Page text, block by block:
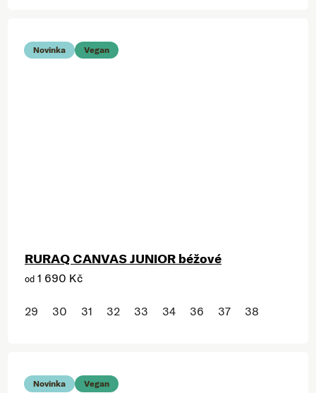
Novinka Vegan
RURAQ CANVAS JUNIOR béžové
od 1 690 Kč
29 30 31 32 33 34 36 37 38
Novinka Vegan